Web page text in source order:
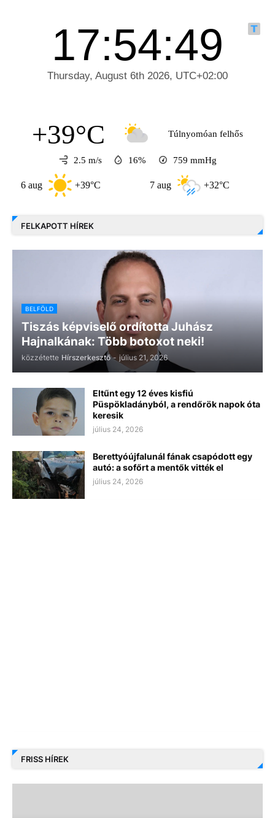
+39°C Túlnyomóan felhős
2.5 m/s 16% 759 mmHg
+39°C +32°C
FELKAPOTT HÍREK
BELFÖLD
Tiszás képviselő ordította Juhász
Hajnalkának: Több botoxot neki!
közzétette Hírszerkesztő - július 21, 2026
Eltűnt egy 12 éves kisfiú
Püspökladányból, a rendőrök napok óta
keresik
július 24, 2026
Berettyóújfalunál fának csapódott egy
autó: a sofőrt a mentők vitték el
július 24, 2026
FRISS HÍREK